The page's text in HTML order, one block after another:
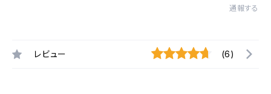
通報する
レビュー (6)